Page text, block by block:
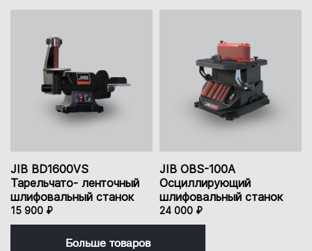
JIB BD1600VS
Тарельчато- ленточный
шлифовальный станок
15 900 ₽
JIB OBS-100A
Осциллирующий
шлифовальный станок
24 000 ₽
Больше товаров